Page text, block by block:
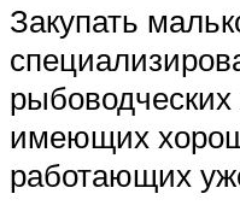
Закупать
рыбоводческих
имеющих
работающих